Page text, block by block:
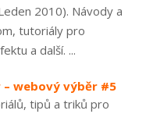
2010). Návody a
tutoriály pro
a další. ...
webový výběr #5
tipů a triků pro